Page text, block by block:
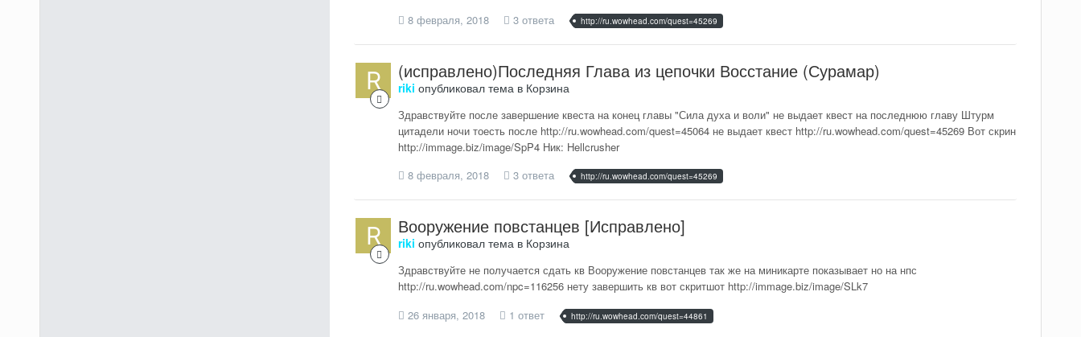
8 февраля, 2018
3 ответа http://ru.wowhead.com/quest=45269
(исправлено)Последняя Глава из цепочки Восстание (Сурамар)
riki опубликовал тема в Корзина
Здравствуйте после завершение квеста на конец главы "Сила духа и воли" не выдает квест на последнюю главу Штурм
цитадели ночи тоесть после http://ru.wowhead.com/quest=45064 не выдает квест http://ru.wowhead.com/quest=45269 Вот скрин
http://immage.biz/image/SpP4 Ник: Hellcrusher
8 февраля, 2018
3 ответа http://ru.wowhead.com/quest=45269
Вооружение повстанцев [Исправлено]
riki опубликовал тема в Корзина
Здравствуйте не получается сдать кв Вооружение повстанцев так же на миникарте показывает но на нпс
http://ru.wowhead.com/npc=116256 нету завершить кв вот скритшот http://immage.biz/image/SLk7
26 января, 2018
1 ответ http://ru.wowhead.com/quest=44861